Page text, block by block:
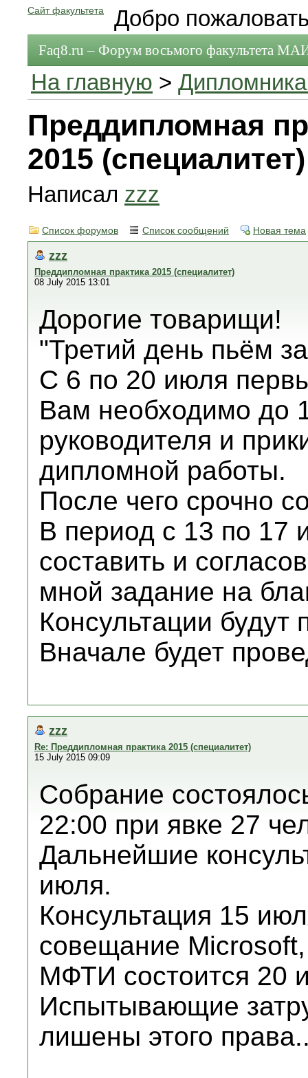
Сайт факультета Добро
Faq8.ru – Форум восьмого факультета
На главную >
Преддипломная
2015 (специалитет)
Написал zzz
Список форумов Список сообщений Новая тема
zzz
Преддипломная практика 2015 (специалитет)
08 July 2015 13:01
Дорогие товарищи!
"Третий день пьём
С 6 по 20 июля
Вам необходимо до
руководителя и
дипломной работы.
После чего срочно
В период с 13 по 17
составить и
мной задание на
Консультации будут
Вначале будет
zzz
Re: Преддипломная практика 2015 (специалитет)
15 July 2015 09:09
Собрание
22:00 при явке 27
Дальнейшие
июля.
Консультация 15
совещание
МФТИ состоится 20
Испытывающие
лишены этого